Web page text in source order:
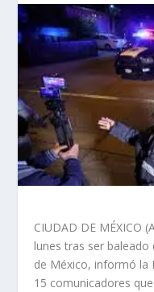
CIUDAD DE MÉXICO
lunes tras ser
de México, informó la
15 comunicadores